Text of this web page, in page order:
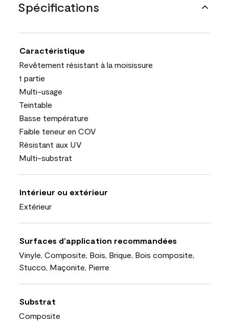
Spécifications
Caractéristique
Revêtement résistant à la moisissure
1 partie
Multi-usage
Teintable
Basse température
Faible teneur en COV
Résistant aux UV
Multi-substrat
Intérieur ou extérieur
Extérieur
Surfaces d’application recommandées
Vinyle, Composite, Bois, Brique, Bois composite,
Stucco, Maçonite, Pierre
Substrat
Composite